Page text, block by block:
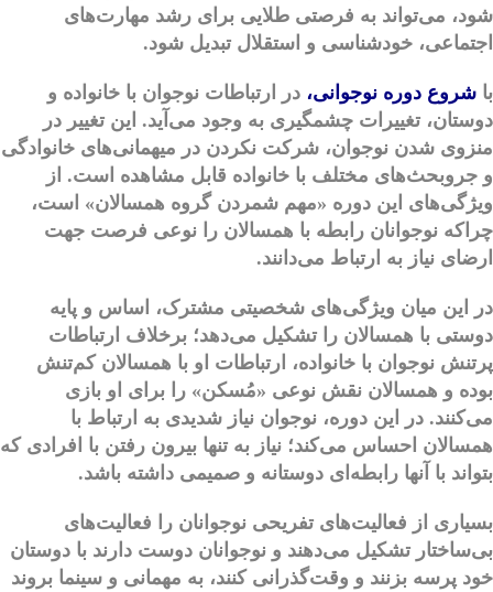
شود، می‌تواند به فرصتی طلایی برای رشد مهارت‌های
اجتماعی، خودشناسی و استقلال تبدیل شود.
با شروع دوره نوجوانی، در ارتباطات نوجوان با خانواده و
دوستان، تغییرات چشمگیری به وجود می‌آید. این تغییر در
منزوی شدن نوجوان، شرکت نکردن در میهمانی‌های خانوادگی
و جروبحث‌های مختلف با خانواده قابل مشاهده است. از
ویژگی‌های این دوره «مهم شمردن گروه همسالان» است،
چراکه نوجوانان رابطه با همسالان را نوعی فرصت جهت
ارضای نیاز به ارتباط می‌دانند.
در این میان ویژگی‌های شخصیتی مشترک، اساس و پایه
دوستی با همسالان را تشکیل می‌دهد؛ برخلاف ارتباطات
پرتنش نوجوان با خانواده، ارتباطات او با همسالان کم‌تنش
بوده و همسالان نقش نوعی «مُسکن» را برای او بازی
می‌کنند. در این دوره، نوجوان نیاز شدیدی به ارتباط با
همسالان احساس می‌کند؛ نیاز به تنها بیرون رفتن با افرادی که
بتواند با آنها رابطه‌ای دوستانه و صمیمی داشته باشد.
بسیاری از فعالیت‌های تفریحی نوجوانان را فعالیت‌های
بی‌ساختار تشکیل می‌دهند و نوجوانان دوست دارند با دوستان
خود پرسه بزنند و وقت‌گذرانی کنند، به مهمانی و سینما بروند